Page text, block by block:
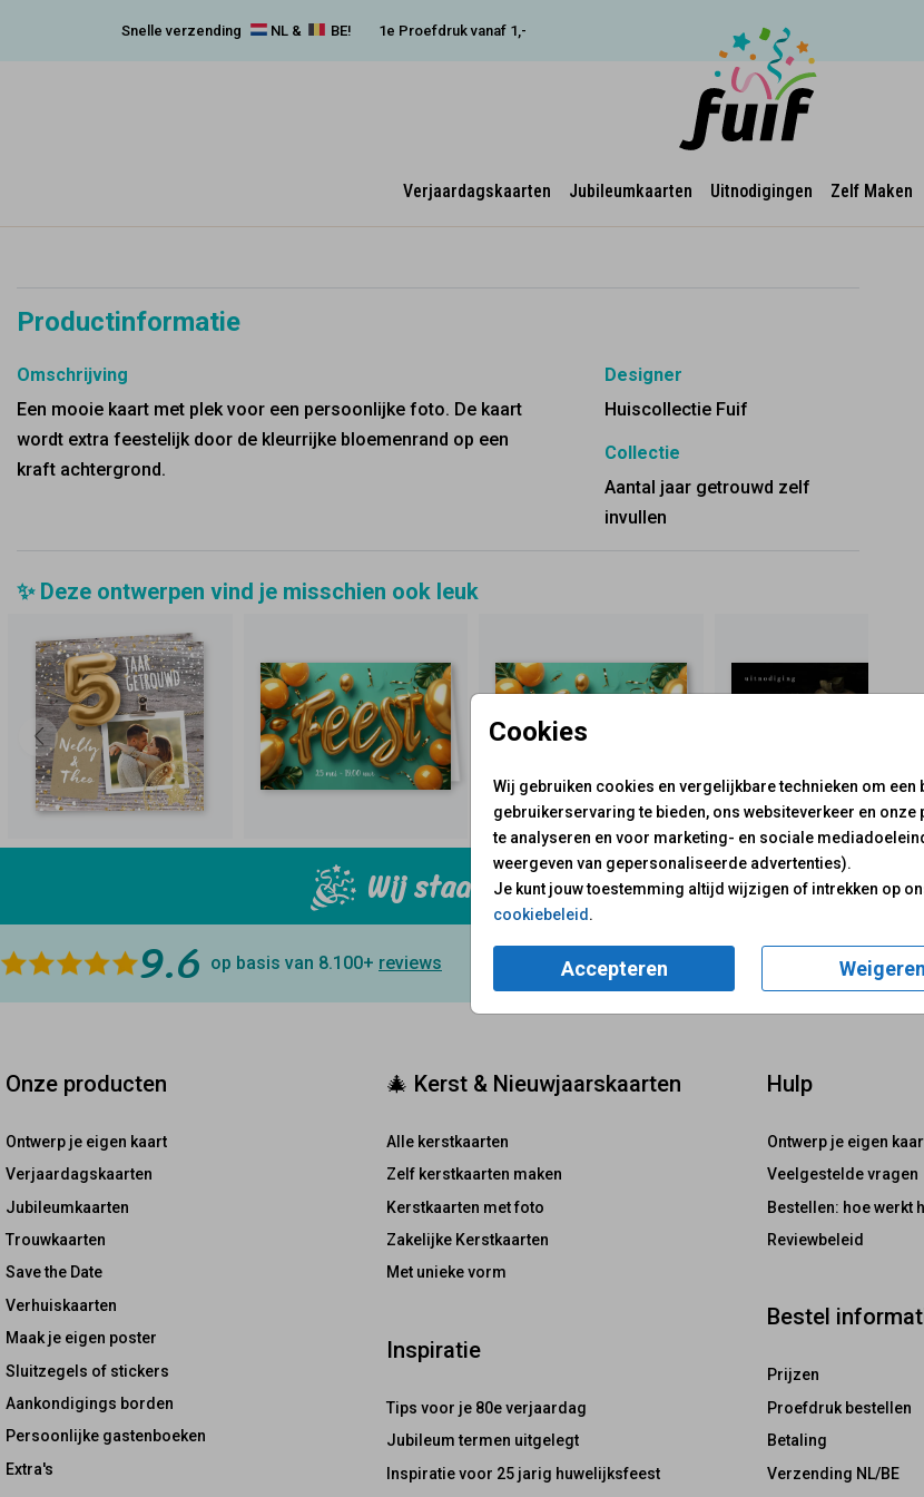
Snelle verzending NL & BE! 1e Proefdruk vanaf 1,-
Verjaardagskaarten Jubileumkaarten Uitnodigingen Zelf Maken
Cookies
Wij gebruiken cookies en vergelijkbare technieken om een
gebruikerservaring te bieden, ons websiteverkeer en onze
te analyseren en voor marketing- en sociale
weergeven van gepersonaliseerde advertenties).
Je kunt jouw toestemming altijd wijzigen of intrekken op
cookiebeleid.
Accepteren Weigeren
Productinformatie
Omschrijving
Een mooie kaart met plek voor een persoonlijke foto. De kaart
wordt extra feestelijk door de kleurrijke bloemenrand op een
kraft achtergrond.
Designer
Huiscollectie Fuif
Collectie
Aantal jaar getrouwd zelf
invullen
✨ Deze ontwerpen vind je misschien ook leuk
Wij staan voor je klaar! Mail ons:
Op werkdagen
9.6 op basis van 8.100+ reviews
Onze producten
Ontwerp je eigen kaart
Verjaardagskaarten
Jubileumkaarten
Trouwkaarten
Save the Date
Verhuiskaarten
Maak je eigen poster
Sluitzegels of stickers
Aankondigings borden
Persoonlijke gastenboeken
Extra's
🎄 Kerst & Nieuwjaarskaarten
Alle kerstkaarten
Zelf kerstkaarten maken
Kerstkaarten met foto
Zakelijke Kerstkaarten
Met unieke vorm
Inspiratie
Tips voor je 80e verjaardag
Jubileum termen uitgelegt
Inspiratie voor 25 jarig huwelijksfeest
Hulp
Ontwerp je eigen
Veelgestelde vragen
Bestellen: hoe werkt
Reviewbeleid
Bestel
Prijzen
Proefdruk bestellen
Betaling
Verzending NL/BE